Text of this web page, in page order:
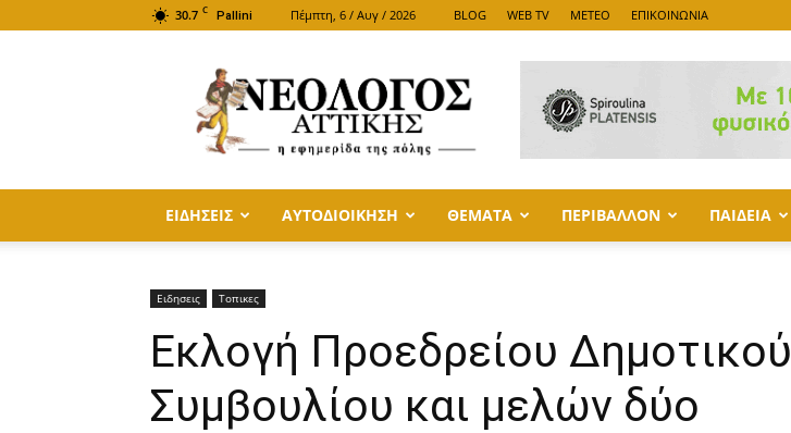
30.7 C Pallini Πέμπτη, 6 / Αυγ / 2026 BLOG WEB TV METEO ΕΠΙΚΟΙΝΩΝΙΑ
ΑΤΤΙΚΗΣ
ΕΙΔΗΣΕΙΣ ΑΥΤΟΔΙΟΙΚΗΣΗ ΘΕΜΑΤΑ ΠΕΡΙΒΑΛΛΟΝ ΠΑΙΔΕΙΑ
Ειδησεις Τοπικες
Εκλογή Προεδρείου Δημοτικού
Συμβουλίου και μελών δύο